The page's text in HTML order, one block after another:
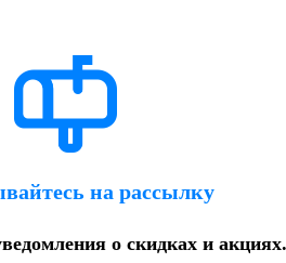
на рассылку
о скидках и акциях.